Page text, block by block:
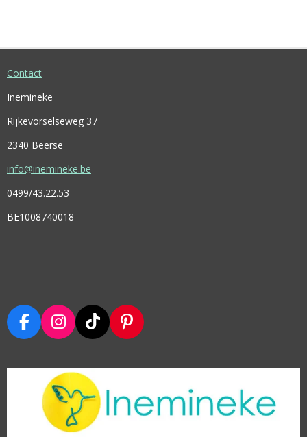
Contact
Inemineke
Rijkevorselseweg 37
2340 Beerse
info@inemineke.be
0499/43.22.53
BE1008740018
F
A
I
N
T
A
R
T
I
T
O
K
P
I
E
R